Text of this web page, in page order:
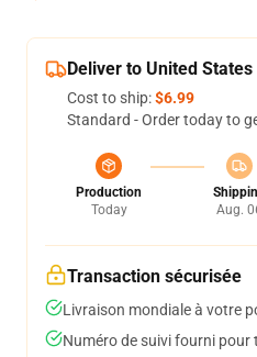
Deliver to United States
Cost to ship:$6.99
Standard - Order today to
Production
Today
Aug.
Transaction sécurisée
Livraison mondiale à votre
Numéro de suivi fourni pour